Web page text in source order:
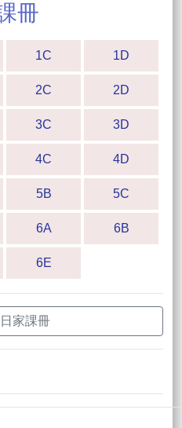
冊
1C 1D
2C 2D
3C 3D
4C 4D
5B 5C
6A 6B
6E
家課冊